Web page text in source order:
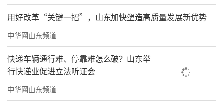
用好改革“关键一招”，山东加快塑造高质量发展新优势
中华网山东频道
快递车辆通行难、停靠难怎么破？山东举
行快递业促进立法听证会
中华网山东频道